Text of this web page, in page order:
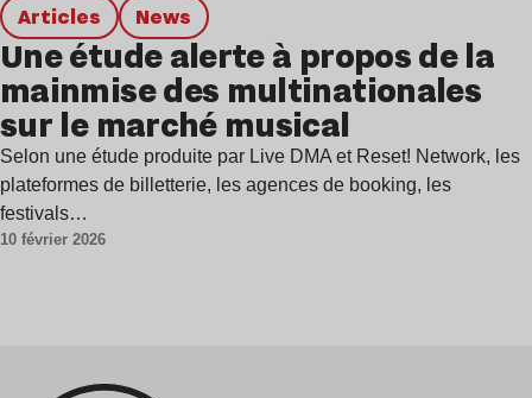
Articles news
Une étude alerte à propos de la
mainmise des multinationales
sur le marché musical
Selon une étude produite par Live DMA et Reset! Network, les
plateformes de billetterie, les agences de booking, les
festivals…
10 février 2026